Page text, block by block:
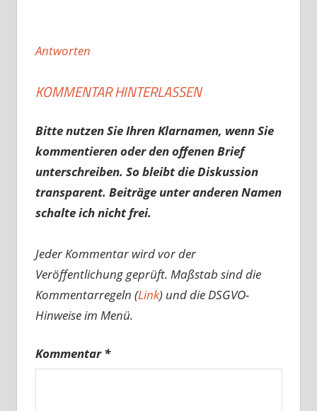
Antworten
KOMMENTAR HINTERLASSEN
Bitte nutzen Sie Ihren Klarnamen, wenn Sie
kommentieren oder den offenen Brief
unterschreiben. So bleibt die Diskussion
transparent. Beiträge unter anderen Namen
schalte ich nicht frei.
Jeder Kommentar wird vor der
Veröffentlichung geprüft. Maßstab sind die
Kommentarregeln (Link) und die DSGVO-
Hinweise im Menü.
Kommentar*